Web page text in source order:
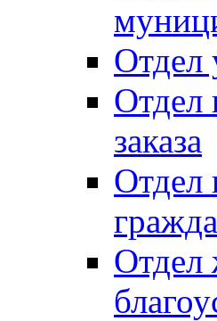
Отдел
Отдел
заказа
Отдел
Отдел